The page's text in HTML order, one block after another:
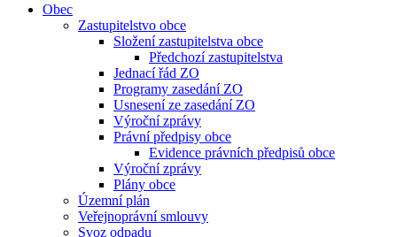
Obec
Zastupitelstvo obce
Složení zastupitelstva obce
Předchozí zastupitelstva
Jednací řád ZO
Programy zasedání ZO
Usnesení ze zasedání ZO
Výroční zprávy
Právní předpisy obce
Evidence právních předpisů obce
Výroční zprávy
Plány obce
Územní plán
Veřejnoprávní smlouvy
Svoz odpadu